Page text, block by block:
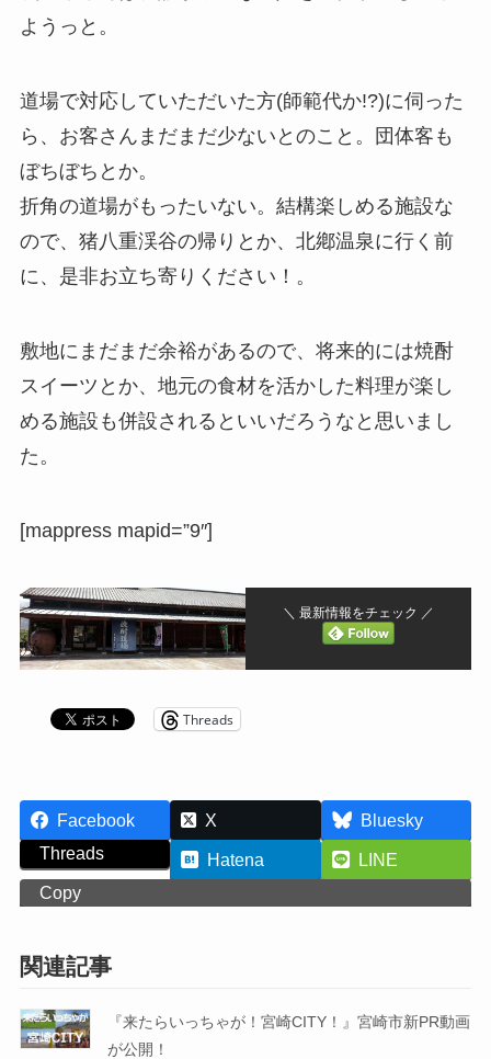
ようっと。
道場で対応していただいた方(師範代か!?)に伺った
ら、お客さんまだまだ少ないとのこと。団体客も
ぼちぼちとか。
折角の道場がもったいない。結構楽しめる施設な
ので、猪八重渓谷の帰りとか、北鄕温泉に行く前
に、是非お立ち寄りください！。
敷地にまだまだ余裕があるので、将来的には焼酎
スイーツとか、地元の食材を活かした料理が楽し
める施設も併設されるといいだろうなと思いまし
た。
[mappress mapid=”9″]
＼ 最新情報をチェック ／
Threads
Facebook X
Bluesky
Threads
Hatena
LINE
Copy
関連記事
『来たらいっちゃが！宮崎CITY！』宮崎市新PR動画
が公開！